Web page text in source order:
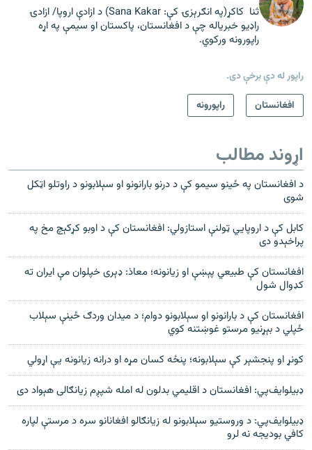
ثنا کاکړ(په انګرېزۍ کې: Sana Kakar) د ازادې اروپا/ ازادۍ
راډیو خبریاله چې د افغانستان، پاکستان او سیمې په اړه
راپورونه ورکوي.
راپور له دې برخې دی.
افغانستان
راپورونه
اړوند مطالب
د افغانستان په ځینو سیمو کې د درنو بارانونو او سېلابونو د راوتلو اټکل
شوی
کابل کې د اروپايي ټولنې استازولي: افغانستان کې د اوبو کړکېچ مخ په
پراخېدو دی
افغانستان کې طبيعي پېښې او زيانونه؛ معاذ: ډېری خپلوان مې ايران ته
کډوال شول
افغانستان کې د بارانونو او سېلابونو دوام؛ د میدان وردګ ځینې سېلاب
ځپلي د بېړنیو مرستو غوښتنه کوي
کونړ او پنجشېر کې سېلابونه؛ پنځه کسان مړه او درانه زیانونه یې اړولي
ډبيلوايف‌پي: افغانستان د اقليمي بدلون له امله شپږم زيانګالی هېواد دی
ډبيلوایف‌پي: د وروستيو سېلابونو له زيانګالو افغانانو سره د مرستې لپاره
کافي بوديجه نه لرو